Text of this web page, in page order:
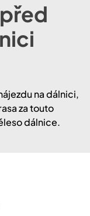
na dálnici,
za touto
dálnice.